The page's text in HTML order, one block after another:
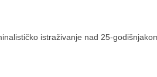
istraživanje nad 25-